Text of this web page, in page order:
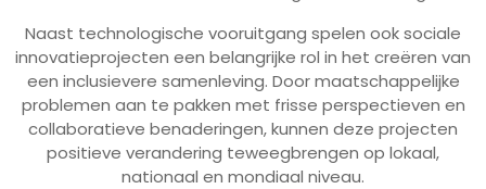
Naast technologische vooruitgang spelen ook sociale
innovatieprojecten een belangrijke rol in het creëren van
een inclusievere samenleving. Door maatschappelijke
problemen aan te pakken met frisse perspectieven en
collaboratieve benaderingen, kunnen deze projecten
positieve verandering teweegbrengen op lokaal,
nationaal en mondiaal niveau.